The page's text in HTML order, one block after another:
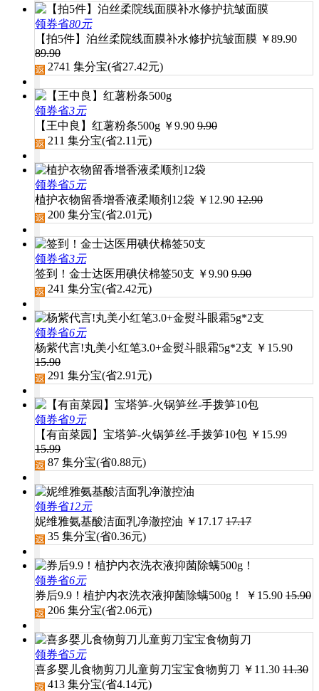
领券省80元
【拍5件】泊丝柔院线面膜补水修护抗皱面膜 ￥89.90
89.90
2741 集分宝(省27.42元)
领券省3元
【王中良】红薯粉条500g ￥9.90 9.90
211 集分宝(省2.11 元)
领券省5元
植护衣物留香增香液柔顺剂12袋 ￥ 12.90 12.90
200 集分宝(省2.01 元)
领券省3元
签到！金士达医用碘伏棉签50支 ￥9.90 9.90
241 集分宝(省2.42元)
领券省6元
杨紫代言!丸美小红笔3.0+金熨斗眼霜5g*2支 ￥ 15.90
15.90
291 集分宝(省2.91 元)
领券省9元
【有亩菜园】宝塔笋-火锅笋丝-手拨笋10包 ￥ 15.99
15.99
87 集分宝(省0.88元)
领券省12元
妮维雅氨基酸洁面乳净澈控油 ￥ 17.17 17.17
35 集分宝(省0.36元)
领券省6元
券后9.9！植护内衣洗衣液抑菌除螨500g！
￥ 15.90 15.90
206 集分宝(省2.06元)
领券省5元
喜多婴儿食物剪刀儿童剪刀宝宝食物剪刀 ￥ 11.30 11.30
413 集分宝(省4.14元)